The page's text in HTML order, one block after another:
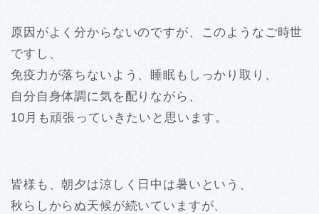
原因がよく分からないのですが、このようなご時世
ですし、
免疫力が落ちないよう、睡眠もしっかり取り、
自分自身体調に気を配りながら、
10月も頑張っていきたいと思います。
皆様も、朝夕は涼しく日中は暑いという、
秋らしからぬ天候が続いていますが、